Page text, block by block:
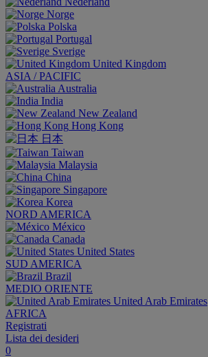
Norge
Polska
Portugal
Sverige
United Kingdom
ASIA / PACIFIC
Australia
India
New Zealand
Hong Kong
日本
Taiwan
Malaysia
China
Singapore
Korea
NORD AMERICA
México
Canada
United States
SUD AMERICA
Brazil
MEDIO ORIENTE
United Arab Emirates
AFRICA
Registrati
Lista dei desideri
0